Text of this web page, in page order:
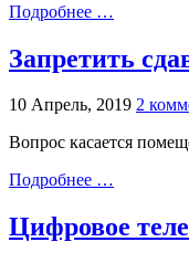
Подробнее …
Запретить
10 Апрель, 2019 2
Вопрос касается
Подробнее …
Цифровое